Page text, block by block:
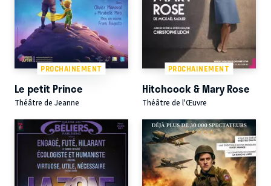
PROCHAINEMENT
Le petit Prince
Théâtre de Jeanne
PROCHAINEMENT
Hitchcock & Mary Rose
Théâtre de l'Œuvre